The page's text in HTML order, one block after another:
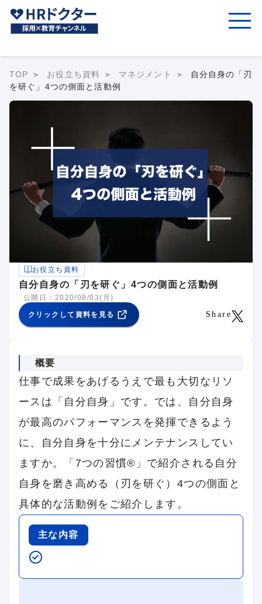
TOP お役立ち資料 マネジメント
自分自身の「刃
を研ぐ」4つの側面と活動例
お役立ち資料
自分自身の「刃を研ぐ」4つの側面と活動例
公開日：2020/08/03(月)
クリックして資料を見る Share
概要
仕事で成果をあげるうえで最も大切なリソ
ースは「自分自身」です。では、自分自身
が最高のパフォーマンスを発揮できるよう
に、自分自身を十分にメンテナンスしてい
ますか。「7つの習慣®」で紹介される自分
自身を磨き高める（刃を研ぐ）4つの側面と
具体的な活動例をご紹介します。
主な内容